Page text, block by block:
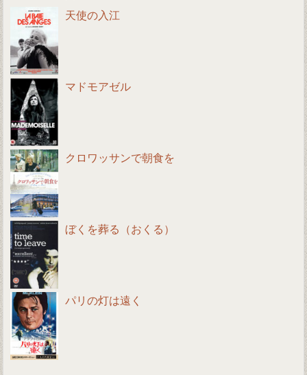
天使の入江
マドモアゼル
クロワッサンで朝食を
ぼくを葬る（おくる）
パリの灯は遠く